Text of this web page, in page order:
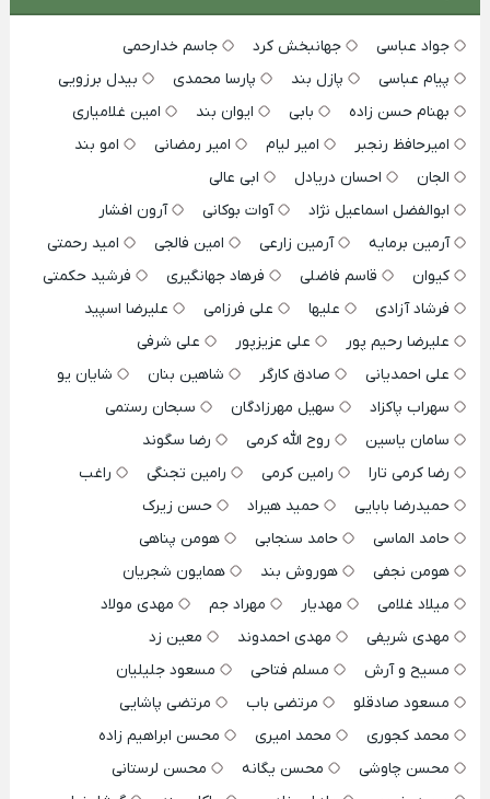
جواد عباسی جهانبخش کرد
جاسم خدارحمی
پیام عباسی
پازل بند پارسا محمدی
بیدل برزویی
بهنام حسن زاده
بابی ایوان بند
امین غلامیاری
امیرحافظ رنجبر
امیر لیام امیر رمضانی
امو بند
الجان
احسان دریادل
ابی عالی
ابوالفضل اسماعیل نژاد
آوات بوکانی
آرون افشار
آرمین برمایه
آرمین زارعی امین فالجی
امید رحمتی
کیوان
قاسم فاضلی فرهاد جهانگیری
فرشید حکمتی
فرشاد آزادی
علیها علی فرزامی
علیرضا اسپید
علیرضا رحیم پور
علی عزیزپور
علی شرفی
علی احمدیانی
صادق کارگر شاهین بنان
شایان یو
سهراب پاکزاد
سهیل مهرزادگان
سبحان رستمی
سامان یاسین
روح الله کرمی
رضا سگوند
رضا کرمی تارا
رامین کرمی رامین تجنگی
راغب
حمیدرضا بابایی
حمید هیراد
حسن زیرک
حامد الماسی
حامد سنجابی
هومن پناهی
هومن نجفی
هوروش بند
همایون شجریان
میلاد غلامی
مهدیار مهراد جم
مهدی مولاد
مهدی شریفی
مهدی احمدوند
معین زد
مسیح و آرش
مسلم فتاحی
مسعود جلیلیان
مسعود صادقلو
مرتضی باب
مرتضی پاشایی
محمد کجوری
محمد امیری
محسن ابراهیم زاده
محسن چاوشی
محسن یگانه
محسن لرستانی